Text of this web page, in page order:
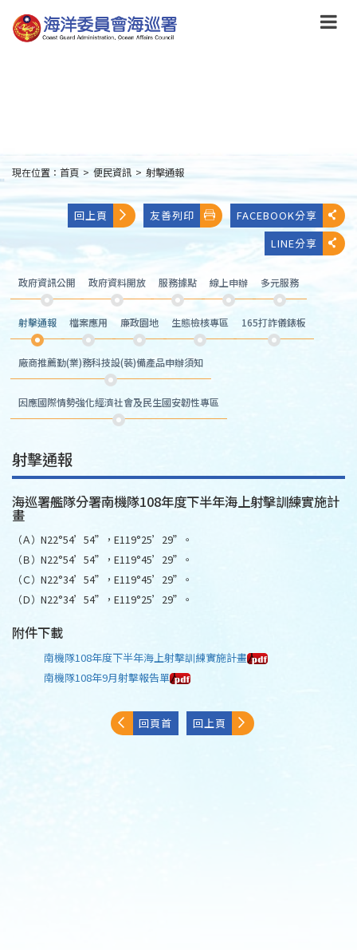
到
主
:::
現在位置： 首頁 > 便民資訊 > 射擊通報
回上頁 友善列印
FACEBOOK分享
LINE分享
政府資訊公開 政府資料開放 服務據點 線上申辦 多元服務
射擊通報 檔案應用 廉政園地 生態檢核專區 165打詐儀錶板
廠商推薦勤(業)務科技設(裝)備產品申辦須知
因應國際情勢強化經濟社會及民生國安韌性專區
射擊通報
海巡署艦隊分署南機隊108年度下半年海上射擊訓練實施計
畫
（Ａ）N22°54’54”，E119°25’29”。
（Ｂ）N22°54’54”，E119°45’29”。
（Ｃ）N22°34’54”，E119°45’29”。
（Ｄ）N22°34’54”，E119°25’29”。
附件下載
南機隊108年度下半年海上射擊訓練實施計畫
南機隊108年9月射擊報告單
回頁首 回上頁